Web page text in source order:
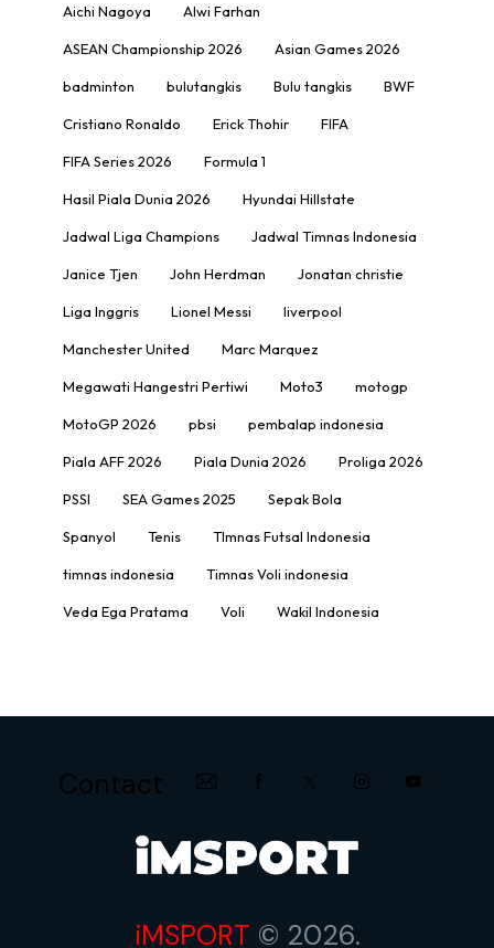
Aichi Nagoya Alwi Farhan
ASEAN Championship 2026 Asian Games 2026
badminton bulutangkis Bulu tangkis BWF
Cristiano Ronaldo Erick Thohir FIFA
FIFA Series 2026 Formula 1
Hasil Piala Dunia 2026 Hyundai Hillstate
Jadwal Liga Champions Jadwal Timnas Indonesia
Janice Tjen John Herdman Jonatan christie
Liga Inggris Lionel Messi liverpool
Manchester United Marc Marquez
Megawati Hangestri Pertiwi Moto3 motogp
MotoGP 2026 pbsi pembalap indonesia
Piala AFF 2026 Piala Dunia 2026 Proliga 2026
PSSI SEA Games 2025 Sepak Bola
Spanyol Tenis TImnas Futsal Indonesia
timnas indonesia Timnas Voli indonesia
Veda Ega Pratama Voli Wakil Indonesia
iMSPORT © 2026.
Contact